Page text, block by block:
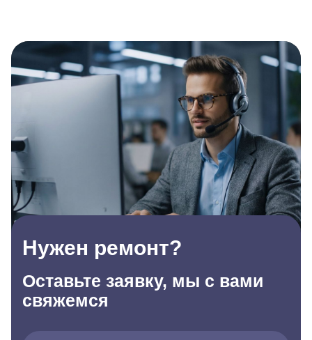
Нужен ремонт?
Оставьте заявку, мы с вами
свяжемся